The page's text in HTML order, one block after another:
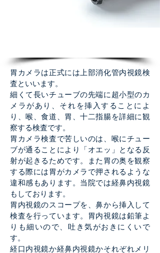
胃カメラは正式には上部消化管内視鏡検
査といいます。
細くて長いチューブの先端に超小型のカ
メラがあり、それを挿入することによ
り、喉、食道、胃、十二指腸を詳細に観
察する検査です。
胃カメラ検査で苦しいのは、喉にチュー
ブが通ることにより「オエッ」となる反
射が起きるためです。また胃の奥を観察
する際には胃がカメラで押されるような
違和感もあります。当院では経鼻内視鏡
もしております。
胃内視鏡のスコープを、鼻から挿入して
検査を行っています。胃内視鏡は鉛筆よ
りも細いので、吐き気がおきにくいで
す。
経口内視鏡か経鼻内視鏡かそれぞれメリ